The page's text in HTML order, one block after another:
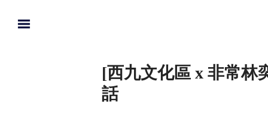
[西九文化區 x 非常林
話